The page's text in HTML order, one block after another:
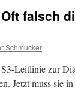
falsch
Schmucker
Leitlinie zur
Jetzt muss sie